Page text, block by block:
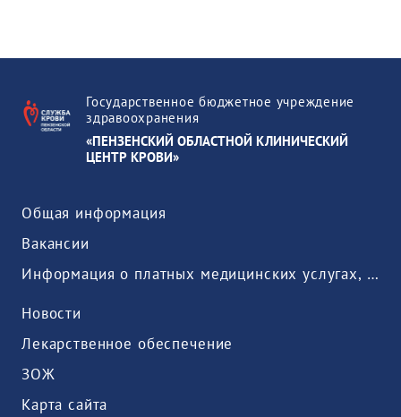
Государственное бюджетное учреждение
здравоохранения
«ПЕНЗЕНСКИЙ ОБЛАСТНОЙ КЛИНИЧЕСКИЙ
ЦЕНТР КРОВИ»
Общая информация
Вакансии
Информация о платных медицинских услугах, предоставляемых медицинской организацией
Новости
Лекарственное обеспечение
ЗОЖ
Карта сайта